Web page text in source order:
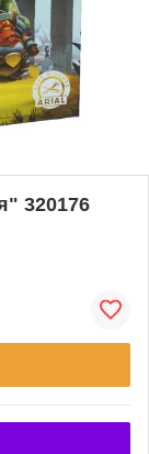
320176